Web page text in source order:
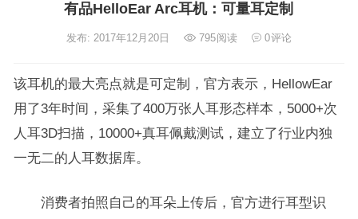
有品HelloEar Arc耳机：可量耳定制
发布: 2017年12月20日 795阅读 0评论
该耳机的最大亮点就是可定制，官方表示，HellowEar
用了3年时间，采集了400万张人耳形态样本，5000+次
人耳3D扫描，10000+真耳佩戴测试，建立了行业内独
一无二的人耳数据库。
消费者拍照自己的耳朵上传后，官方进行耳型识